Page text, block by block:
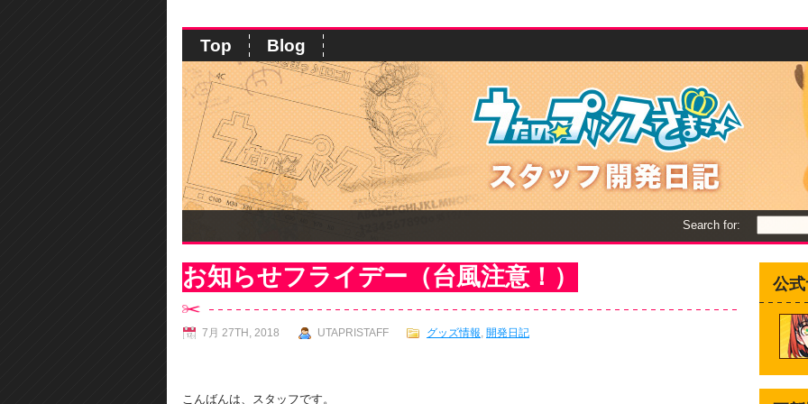
Top Blog
Search for:
お知らせフライデー（台風注意！）
7月 27TH, 2018 UTAPRISTAFF グッズ情報, 開発日記
こんばんは、スタッフです。
公